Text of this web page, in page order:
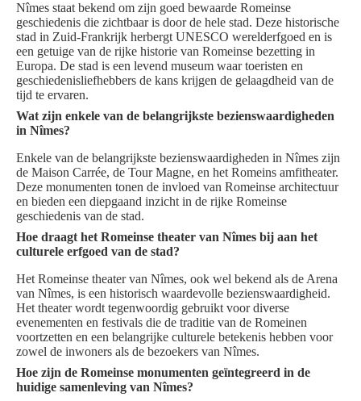
Nîmes staat bekend om zijn goed bewaarde Romeinse
geschiedenis die zichtbaar is door de hele stad. Deze historische
stad in Zuid-Frankrijk herbergt UNESCO werelderfgoed en is
een getuige van de rijke historie van Romeinse bezetting in
Europa. De stad is een levend museum waar toeristen en
geschiedenisliefhebbers de kans krijgen de gelaagdheid van de
tijd te ervaren.
Wat zijn enkele van de belangrijkste bezienswaardigheden
in Nîmes?
Enkele van de belangrijkste bezienswaardigheden in Nîmes zijn
de Maison Carrée, de Tour Magne, en het Romeins amfitheater.
Deze monumenten tonen de invloed van Romeinse architectuur
en bieden een diepgaand inzicht in de rijke Romeinse
geschiedenis van de stad.
Hoe draagt het Romeinse theater van Nîmes bij aan het
culturele erfgoed van de stad?
Het Romeinse theater van Nîmes, ook wel bekend als de Arena
van Nîmes, is een historisch waardevolle bezienswaardigheid.
Het theater wordt tegenwoordig gebruikt voor diverse
evenementen en festivals die de traditie van de Romeinen
voortzetten en een belangrijke culturele betekenis hebben voor
zowel de inwoners als de bezoekers van Nîmes.
Hoe zijn de Romeinse monumenten geïntegreerd in de
huidige samenleving van Nîmes?